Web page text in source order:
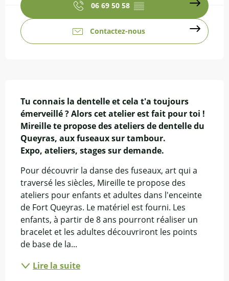
06 69 50 58 ▒▒
Contactez-nous
Tu connais la dentelle et cela t'a toujours
émerveillé ? Alors cet atelier est fait pour toi !
Mireille te propose des ateliers de dentelle du
Queyras, aux fuseaux sur tambour.
Expo, ateliers, stages sur demande.
Pour découvrir la danse des fuseaux, art qui a
traversé les siècles, Mireille te propose des
ateliers pour enfants et adultes dans l'enceinte
de Fort Queyras. Le matériel est fourni. Les
enfants, à partir de 8 ans pourront réaliser un
bracelet et les adultes découvriront les points
de base de la...
Lire la suite